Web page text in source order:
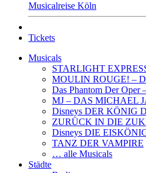
Musicalreise Köln
Tickets
Musicals
STARLIGHT
MOULIN ROUGE! –
Das Phantom Der Oper
MJ – DAS MICHAEL
Disneys DER KÖNIG
ZURÜCK IN DIE
Disneys DIE
TANZ DER VAMPIRE
… alle Musicals
Städte